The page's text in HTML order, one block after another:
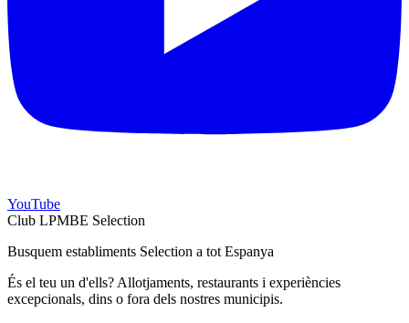
YouTube
Club LPMBE Selection
Busquem establiments Selection a tot Espanya
És el teu un d'ells? Allotjaments, restaurants i experiències
excepcionals, dins o fora dels nostres municipis.